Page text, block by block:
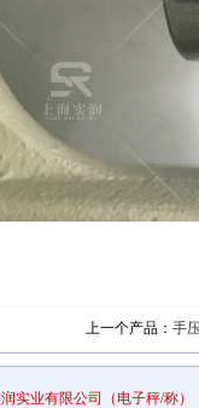
上一个产品： 手
实业有限公司（电子秤/称）